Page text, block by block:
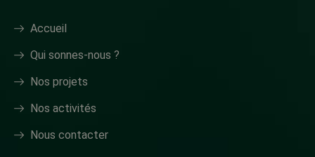
Accueil
Qui sonnes-nous ?
Nos projets
Nos activités
Nous contacter